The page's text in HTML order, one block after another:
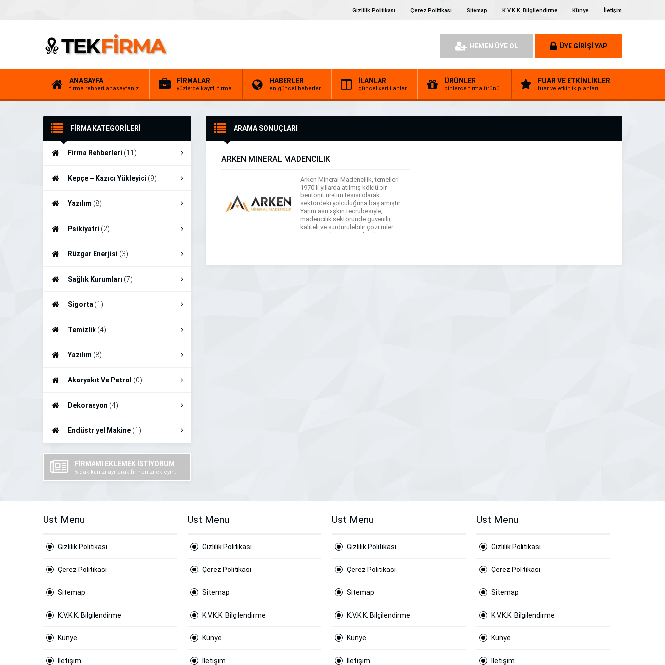
Gizlilik Politikası Çerez Politikası Sitemap K.V.K.K. Bilgilendirme Künye İletişim
HEMEN ÜYE OL ÜYE GİRİŞİ YAP
ANASAYFA
firma rehberi anasayfanız
FİRMALAR
yüzlerce kayıtlı firma
HABERLER
en güncel haberler
İLANLAR
güncel seri ilanlar
ÜRÜNLER
binlerce firma ürünü
FUAR VE ETKİNLİKLER
fuar ve etkinlik planları
FİRMA KATEGORİLERİ
Firma Rehberleri (11)
Kepçe – Kazıcı Yükleyici (9)
Yazılım (8)
Psikiyatri (2)
Rüzgar Enerjisi (3)
Sağlık Kurumları (7)
Sigorta (1)
Temizlik (4)
Yazılım (8)
Akaryakıt Ve Petrol (0)
Dekorasyon (4)
Endüstriyel Makine (1)
FİRMAMI EKLEMEK İSTİYORUM
5 dakikanızı ayırarak firmanızı ekleyin..
ARAMA SONUÇLARI
ARKEN MİNERAL MADENCİLİK
Arken Mineral Madencilik, temelleri
1970’li yıllarda atılmış köklü bir
bentonit üretim tesisi olarak
sektördeki yolculuğuna başlamıştır.
Yarım asrı aşkın tecrübesiyle,
madencilik sektöründe güvenilir,
kaliteli ve sürdürülebilir çözümler
sunmaya devam etmektedir.
üretim süreçlerine entegre ederek
Ust Menu
Gizlilik Politikası
Çerez Politikası
Sitemap
K.V.K.K. Bilgilendirme
Künye
İletişim
Ust Menu
Gizlilik Politikası
Çerez Politikası
Sitemap
K.V.K.K. Bilgilendirme
Künye
İletişim
Ust Menu
Gizlilik Politikası
Çerez Politikası
Sitemap
K.V.K.K. Bilgilendirme
Künye
İletişim
Ust Menu
Gizlilik Politikası
Çerez Politikası
Sitemap
K.V.K.K. Bilgilendirme
Künye
İletişim